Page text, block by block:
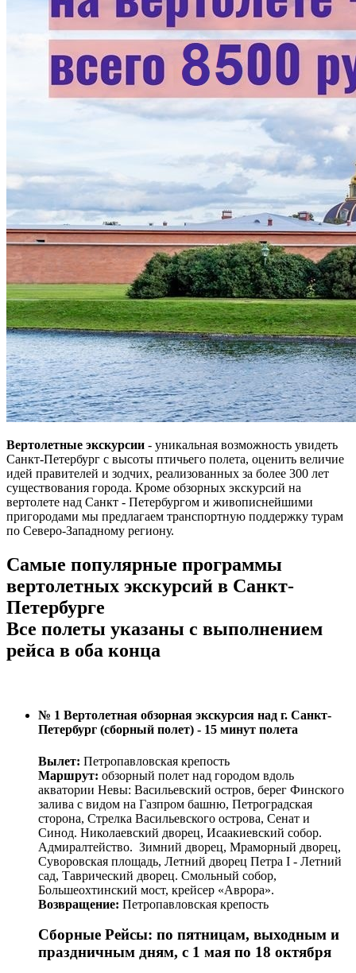
Вертолетные экскурсии - уникальная возможность увидеть
Санкт-Петербург с высоты птичьего полета, оценить величие
идей правителей и зодчих, реализованных за более 300 лет
существования города. Кроме обзорных экскурсий на
вертолете над Санкт - Петербургом и живописнейшими
пригородами мы предлагаем транспортную поддержку турам
по Северо-Западному региону.
Самые популярные программы
вертолетных экскурсий в Санкт-
Петербурге
Все полеты указаны с выполнением
рейса в оба конца
№ 1 Вертолетная обзорная экскурсия над г. Санкт-
Петербург (сборный полет) - 15 минут полета
Вылет: Петропавловская крепость
Маршрут: обзорный полет над городом вдоль
акватории Невы: Васильевский остров, берег Финского
залива с видом на Газпром башню, Петроградская
сторона, Стрелка Васильевского острова, Сенат и
Синод. Николаевский дворец, Исаакиевский собор.
Адмиралтейство. Зимний дворец, Мраморный дворец,
Суворовская площадь, Летний дворец Петра I - Летний
сад, Таврический дворец. Смольный собор,
Большеохтинский мост, крейсер «Аврора».
Возвращение: Петропавловская крепость
Сборные Рейсы: по пятницам, выходным и
праздничным дням, с 1 мая по 18 октября